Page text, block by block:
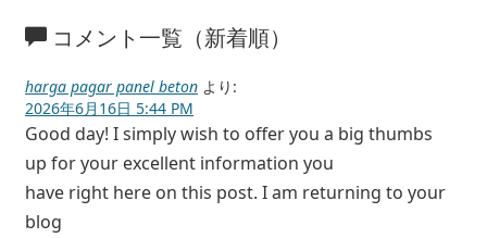
コメント一覧（新着順）
harga pagar panel beton より:
2026年6月16日 5:44 PM
Good day! I simply wish to offer you a big thumbs
up for your excellent information you
have right here on this post. I am returning to your
blog